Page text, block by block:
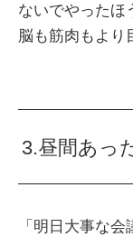
ないでやったほ
脳も筋肉もより
3.昼間あっ
「明日大事な